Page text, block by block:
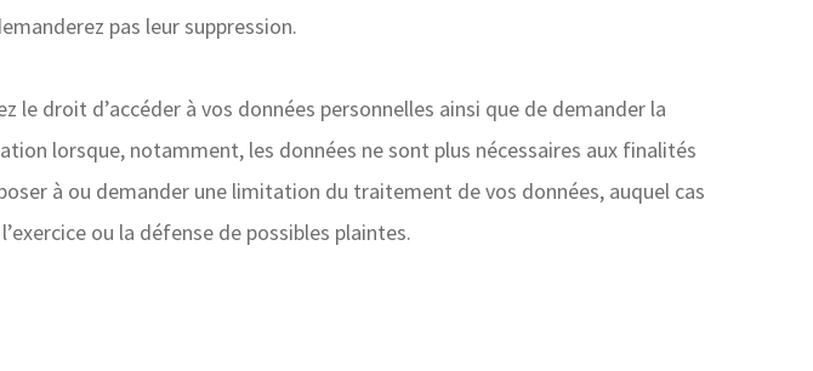
pas leur suppression.
droit d’accéder à vos données personnelles ainsi que de demander la
lorsque, notamment, les données ne sont plus nécessaires aux finalités
à ou demander une limitation du traitement de vos données, auquel cas
ou la défense de possibles plaintes.